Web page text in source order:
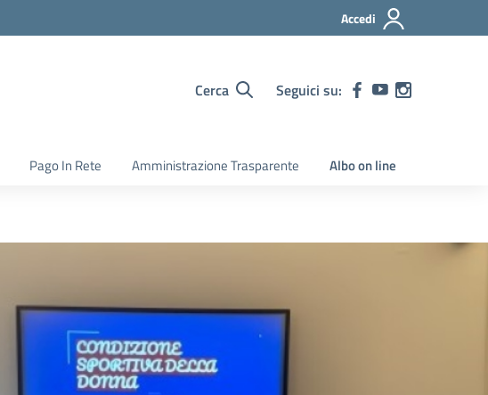
Accedi
Cerca Seguici su:
Pago In Rete Amministrazione Trasparente Albo on line